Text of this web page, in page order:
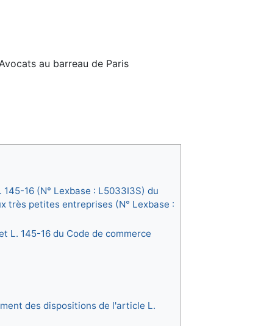
au barreau de Paris
16 (N° Lexbase : L5033I3S) du
très petites entreprises (N° Lexbase :
L. 145-16 du Code de commerce
des dispositions de l'article L.